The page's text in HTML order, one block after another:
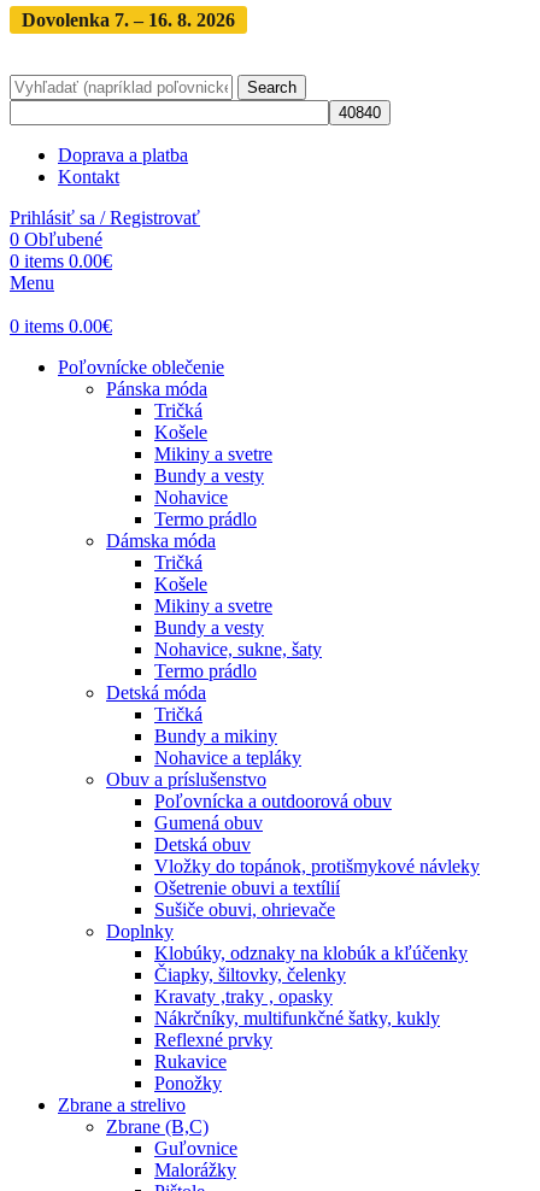
Dovolenka 7. – 16. 8. 2026
Search
Doprava a platba
Kontakt
Prihlásiť sa / Registrovať
0 Obľubené
0 items 0.00€
Menu
0 items 0.00€
Poľovnícke oblečenie
Pánska móda
Tričká
Košele
Mikiny a svetre
Bundy a vesty
Nohavice
Termo prádlo
Dámska móda
Tričká
Košele
Mikiny a svetre
Bundy a vesty
Nohavice, sukne, šaty
Termo prádlo
Detská móda
Tričká
Bundy a mikiny
Nohavice a tepláky
Obuv a príslušenstvo
Poľovnícka a outdoorová obuv
Gumená obuv
Detská obuv
Vložky do topánok, protišmykové návleky
Ošetrenie obuvi a textílií
Sušiče obuvi, ohrievače
Doplnky
Klobúky, odznaky na klobúk a kľúčenky
Čiapky, šiltovky, čelenky
Kravaty ,traky , opasky
Nákrčníky, multifunkčné šatky, kukly
Reflexné prvky
Rukavice
Ponožky
Zbrane a strelivo
Zbrane (B,C)
Guľovnice
Malorážky